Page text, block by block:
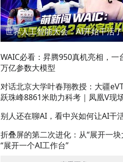
WAIC必看：昇腾950真机亮相，一
万亿参数大模型
对话北京大学叶春翔教授：大疆
跃珠峰8861米助力科考｜凤凰V现
别人还在聊AI，看中兴如何让AI干
折叠屏的第二次进化：从“展开一块
“展开一个AI工作台”